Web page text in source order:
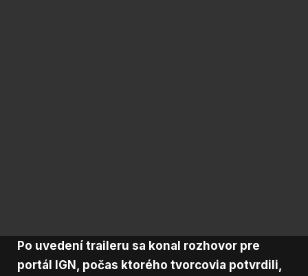
Po uvedení traileru sa konal rozhovor pre
portál IGN, počas ktorého tvorcovia potvrdili,